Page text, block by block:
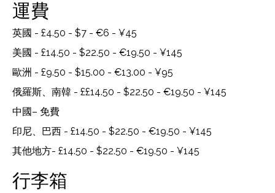
運費
英國 - £4.50 - $7 - €6 - ¥45
美國 - £14.50 - $22.50 - €19.50 - ¥145
歐洲 - £9.50 - $15.00 - €13.00 - ¥95
俄羅斯、南韓 - ££14.50 - $22.50 - €19.50 - ¥145
中國– 免費
印尼、巴西 - £14.50 - $22.50 - €19.50 - ¥145
其他地方- £14.50 - $22.50 - €19.50 - ¥145
行李箱